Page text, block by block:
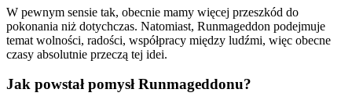
W pewnym sensie tak, obecnie mamy więcej przeszkód do
pokonania niż dotychczas. Natomiast, Runmageddon podejmuje
temat wolności, radości, współpracy między ludźmi, więc obecne
czasy absolutnie przeczą tej idei.
Jak powstał pomysł Runmageddonu?